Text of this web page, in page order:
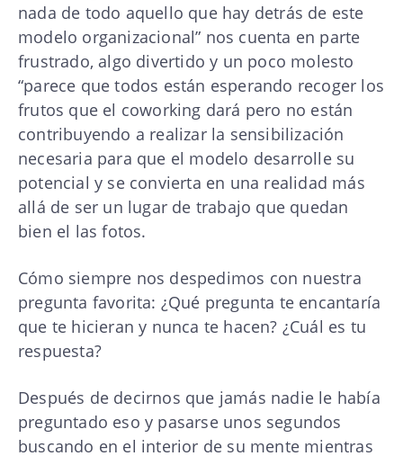
nada de todo aquello que hay detrás de este
modelo organizacional” nos cuenta en parte
frustrado, algo divertido y un poco molesto
“parece que todos están esperando recoger los
frutos que el coworking dará pero no están
contribuyendo a realizar la sensibilización
necesaria para que el modelo desarrolle su
potencial y se convierta en una realidad más
allá de ser un lugar de trabajo que quedan
bien el las fotos.
Cómo siempre nos despedimos con nuestra
pregunta favorita: ¿Qué pregunta te encantaría
que te hicieran y nunca te hacen? ¿Cuál es tu
respuesta?
Después de decirnos que jamás nadie le había
preguntado eso y pasarse unos segundos
buscando en el interior de su mente mientras